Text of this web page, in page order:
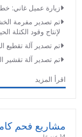
زيارة عميل غاني:
لإنتاج وقود الكتلة
تم تصدير آلة
تم تصدير آلة تقشير
اقرأ المزيد
مشاريع فحم